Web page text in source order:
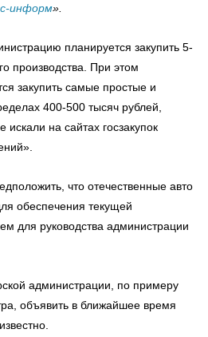
информ».
планируется закупить 5-
производства. При этом
закупить самые простые и
400-500 тысяч рублей,
на сайтах госзакупок
что отечественные авто
обеспечения текущей
для руководства администрации
администрации, по примеру
объявить в ближайшее время